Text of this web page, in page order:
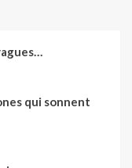
qui sonnent